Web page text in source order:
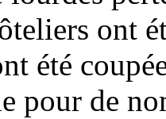
ont
été
pour de